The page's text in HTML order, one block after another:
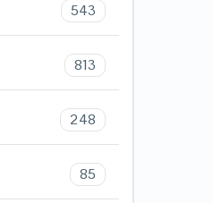
543
813
248
85